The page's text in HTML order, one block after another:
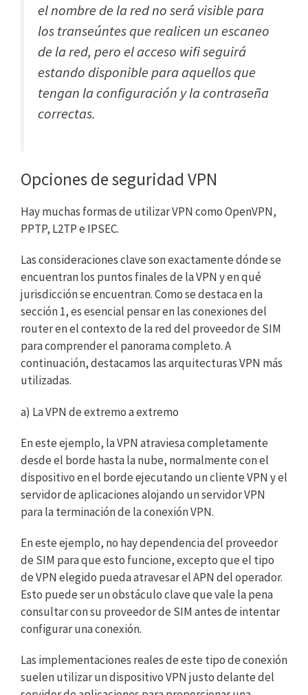
el nombre de la red no será visible para
los transeúntes que realicen un escaneo
de la red, pero el acceso wifi seguirá
estando disponible para aquellos que
tengan la configuración y la contraseña
correctas.
Opciones de seguridad VPN
Hay muchas formas de utilizar VPN como OpenVPN,
PPTP, L2TP e IPSEC.
Las consideraciones clave son exactamente dónde se
encuentran los puntos finales de la VPN y en qué
jurisdicción se encuentran. Como se destaca en la
sección 1, es esencial pensar en las conexiones del
router en el contexto de la red del proveedor de SIM
para comprender el panorama completo. A
continuación, destacamos las arquitecturas VPN más
utilizadas.
a) La VPN de extremo a extremo
En este ejemplo, la VPN atraviesa completamente
desde el borde hasta la nube, normalmente con el
dispositivo en el borde ejecutando un cliente VPN y el
servidor de aplicaciones alojando un servidor VPN
para la terminación de la conexión VPN.
En este ejemplo, no hay dependencia del proveedor
de SIM para que esto funcione, excepto que el tipo
de VPN elegido pueda atravesar el APN del operador.
Esto puede ser un obstáculo clave que vale la pena
consultar con su proveedor de SIM antes de intentar
configurar una conexión.
Las implementaciones reales de este tipo de conexión
suelen utilizar un dispositivo VPN justo delante del